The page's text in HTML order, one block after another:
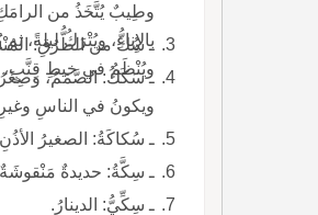
وطِيبٌ يُتَّخَذُ من الرامَكِ
ويُنْظَمُ في خيطِ قِنَّبٍ،
ـ سُكُّ من الطُّرُقِ:
ـ سَكَكُ: الصَّمَمُ، وصِغَرُ
ويكونُ في الناسِ وغيرِهِم. سَكِكْتَ يا جُدَيُّ، وهو أسَكُّ،
ـ سُكاكَةُ: الصغيرُ
ـ سِكَّةُ: حديدةٌ
ـ سِكِّيُّ: الدينارُ.